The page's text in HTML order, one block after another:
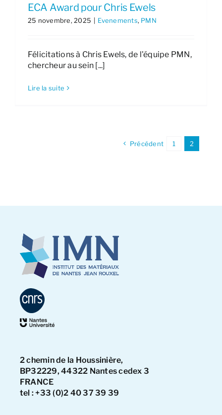
ECA Award pour Chris Ewels
25 novembre, 2025 Evenements, PMN
Félicitations à Chris Ewels, de l'équipe PMN,
chercheur au sein [...]
Lire la suite
Précédent 1 2
2 chemin de la Houssinière,
BP32229, 44322 Nantes cedex 3
FRANCE
tel : +33 (0)2 40 37 39 39